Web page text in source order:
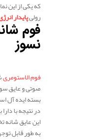
که یکی از این
رولیپایدار
فوم
نسوز
فوم الاستومری
صوتی و عایق
بسته ایده آل
در نتیجه با
این عایق شانه
به طور قابل